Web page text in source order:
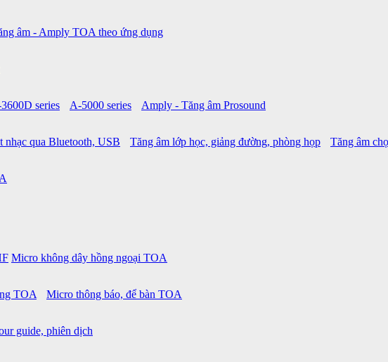
âm - Amply TOA theo ứng dụng
series A-5000 series
Amply - Tăng âm Prosound
qua Bluetooth, USB Tăng âm lớp học, giảng đường, phòng họp Tăng âm
Micro không dây hồng ngoại TOA
TOA
Micro thông báo, để bàn TOA
guide, phiên dịch